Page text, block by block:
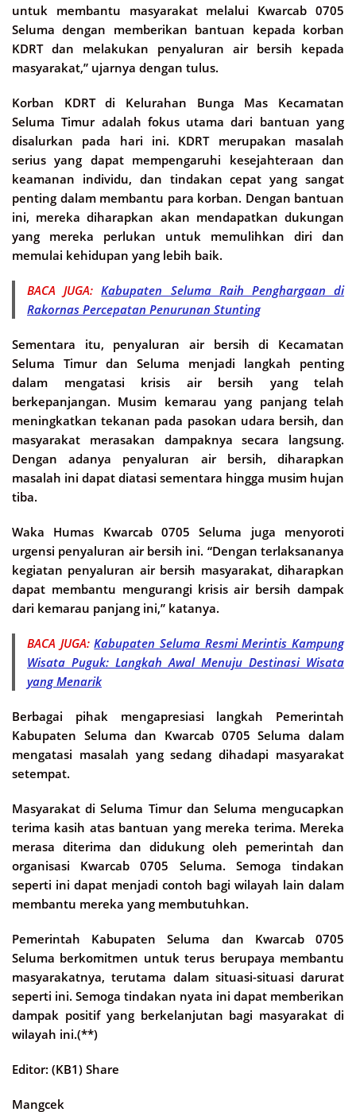
untuk membantu masyarakat melalui Kwarcab 0705
Seluma dengan memberikan bantuan kepada korban
KDRT dan melakukan penyaluran air bersih kepada
masyarakat,” ujarnya dengan tulus.
Korban KDRT di Kelurahan Bunga Mas Kecamatan
Seluma Timur adalah fokus utama dari bantuan yang
disalurkan pada hari ini. KDRT merupakan masalah
serius yang dapat mempengaruhi kesejahteraan dan
keamanan individu, dan tindakan cepat yang sangat
penting dalam membantu para korban. Dengan bantuan
ini, mereka diharapkan akan mendapatkan dukungan
yang mereka perlukan untuk memulihkan diri dan
memulai kehidupan yang lebih baik.
BACA JUGA:Kabupaten Seluma Raih Penghargaan di
Rakornas Percepatan Penurunan Stunting
Sementara itu, penyaluran air bersih di Kecamatan
Seluma Timur dan Seluma menjadi langkah penting
dalam mengatasi krisis air bersih yang telah
berkepanjangan. Musim kemarau yang panjang telah
meningkatkan tekanan pada pasokan udara bersih, dan
masyarakat merasakan dampaknya secara langsung.
Dengan adanya penyaluran air bersih, diharapkan
masalah ini dapat diatasi sementara hingga musim hujan
tiba.
Waka Humas Kwarcab 0705 Seluma juga menyoroti
urgensi penyaluran air bersih ini. “Dengan terlaksananya
kegiatan penyaluran air bersih masyarakat, diharapkan
dapat membantu mengurangi krisis air bersih dampak
dari kemarau panjang ini,” katanya.
BACA JUGA:Kabupaten Seluma Resmi Merintis Kampung
Wisata Puguk: Langkah Awal Menuju Destinasi Wisata
yang Menarik
Berbagai pihak mengapresiasi langkah Pemerintah
Kabupaten Seluma dan Kwarcab 0705 Seluma dalam
mengatasi masalah yang sedang dihadapi masyarakat
setempat.
Masyarakat di Seluma Timur dan Seluma mengucapkan
terima kasih atas bantuan yang mereka terima. Mereka
merasa diterima dan didukung oleh pemerintah dan
organisasi Kwarcab 0705 Seluma. Semoga tindakan
seperti ini dapat menjadi contoh bagi wilayah lain dalam
membantu mereka yang membutuhkan.
Pemerintah Kabupaten Seluma dan Kwarcab 0705
Seluma berkomitmen untuk terus berupaya membantu
masyarakatnya, terutama dalam situasi-situasi darurat
seperti ini. Semoga tindakan nyata ini dapat memberikan
dampak positif yang berkelanjutan bagi masyarakat di
wilayah ini.(**)
Editor: (KB1) Share
Mangcek